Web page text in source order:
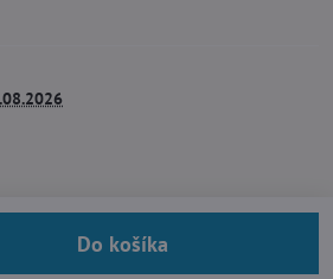
Do košíka